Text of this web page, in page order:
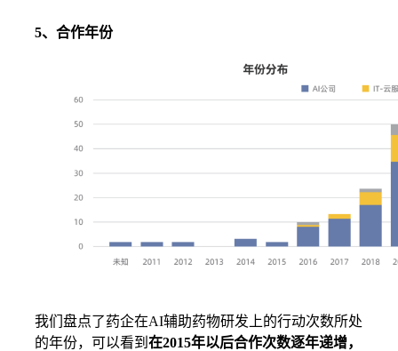
5、合作年份
我们盘点了药企在AI辅助药物研发上的行动次数所处
的年份，可以看到 在2015年以后合作次数逐年递增，